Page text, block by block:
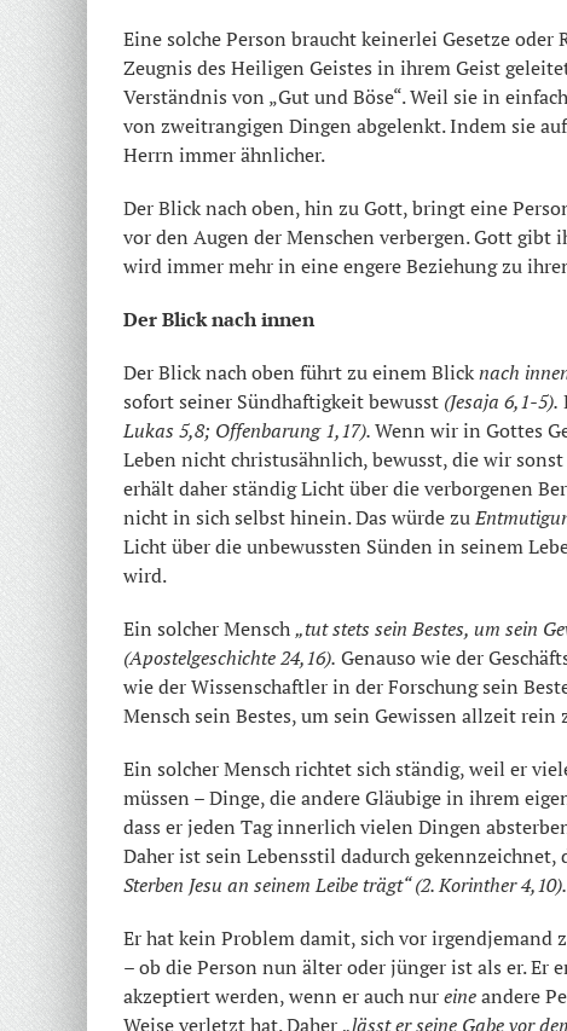
Eine solche Person braucht keinerlei Gesetze
Zeugnis des Heiligen Geistes in ihrem Geist
Verständnis von „Gut und Böse“. Weil sie in
von zweitrangigen Dingen abgelenkt. Indem sie
Herrn immer ähnlicher.
Der Blick nach oben, hin zu Gott, bringt eine
vor den Augen der Menschen verbergen. Gott gibt
wird immer mehr in eine engere Beziehung zu
Der Blick nach innen
Der Blick nach oben führt zu einem Blicknach
sofort seiner Sündhaftigkeit bewusst (Jesaja 6,1-5).
Lukas 5,8; Offenbarung 1,17).Wenn wir in Gottes
Leben nicht christusähnlich, bewusst, die wir
erhält daher ständig Licht über die verborgenen
nicht in sich selbst hinein. Das würde zu
Licht über die unbewussten Sünden in seinem
wird.
Ein solcher Mensch„tut stets sein Bestes, um sein
(Apostelgeschichte 24,16). Genauso wie der
wie der Wissenschaftler in der Forschung sein
Mensch sein Bestes, um sein Gewissen allzeit rein
Ein solcher Mensch richtet sich ständig, weil er
müssen – Dinge, die andere Gläubige in ihrem
dass er jeden Tag innerlich vielen Dingen
Daher ist sein Lebensstil dadurch
Sterben Jesu an seinem Leibe trägt“ (2. Korinther 4,10).
Er hat kein Problem damit, sich vor irgendjemand
– ob die Person nun älter oder jünger ist als er. Er
akzeptiert werden, wenn er auch nureineandere
Weise verletzt hat. Daher„lässt er seine Gabe vor